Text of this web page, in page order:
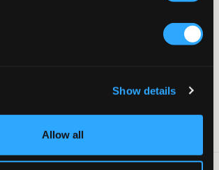
Show details
Allow all